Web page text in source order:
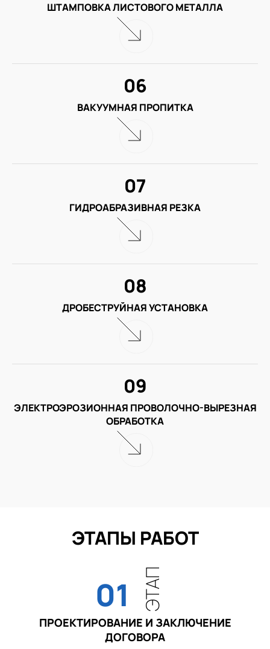
ШТАМПОВКА ЛИСТОВОГО МЕТАЛЛА
ВАКУУМНАЯ ПРОПИТКА
06
ГИДРОАБРАЗИВНАЯ РЕЗКА
07
ДРОБЕСТРУЙНАЯ УСТАНОВКА
08
ЭЛЕКТРОЭРОЗИОННАЯ ПРОВОЛОЧНО-ВЫРЕЗНАЯ
ОБРАБОТКА
09
ЭТАПЫ РАБОТ
01 ЭТАП
ПРОЕКТИРОВАНИЕ И ЗАКЛЮЧЕНИЕ
ДОГОВОРА